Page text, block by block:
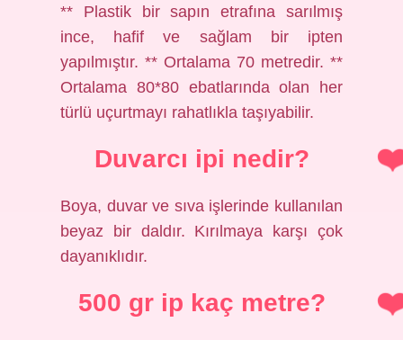
** Plastik bir sapın etrafına sarılmış
ince, hafif ve sağlam bir ipten
yapılmıştır. ** Ortalama 70 metredir. **
Ortalama 80*80 ebatlarında olan her
türlü uçurtmayı rahatlıkla taşıyabilir.
Duvarcı ipi nedir?
Boya, duvar ve sıva işlerinde kullanılan
beyaz bir daldır. Kırılmaya karşı çok
dayanıklıdır.
500 gr ip kaç metre?